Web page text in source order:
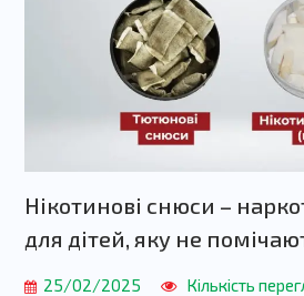
Нікотинові снюси –
для дітей, яку не
25/02/2025 Кількість